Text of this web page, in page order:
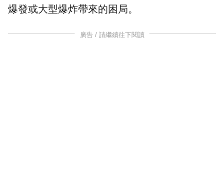
爆發或大型爆炸帶來的困局。
廣告 / 請繼續往下閱讀